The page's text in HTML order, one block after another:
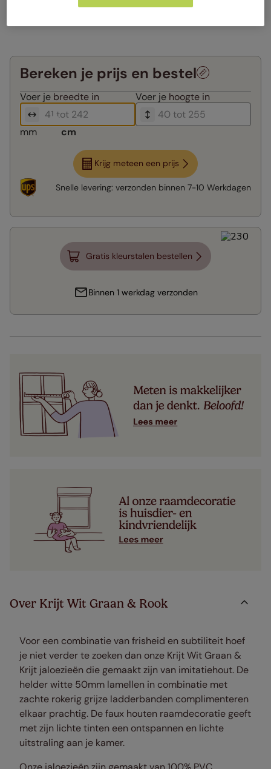
Bereken je prijs en bestel
Voer je breedte in Voer je hoogte in
mm cm
Krijg meteen een prijs
Snelle levering: verzonden binnen 7-10 Werkdagen
Gratis kleurstalen bestellen
Binnen 1 werkdag verzonden
Over Krijt Wit Graan & Rook
Voor een combinatie van frisheid en subtiliteit hoef
je niet verder te zoeken dan onze Krijt Wit Graan &
Krijt jaloezieën die gemaakt zijn van imitatiehout. De
helder witte 50mm lamellen in combinatie met
zachte rokerig grijze ladderbanden complimenteren
elkaar prachtig. De faux houten raamdecoratie geeft
met zijn lichte tinten een ontspannen en lichte
uitstraling aan je kamer.